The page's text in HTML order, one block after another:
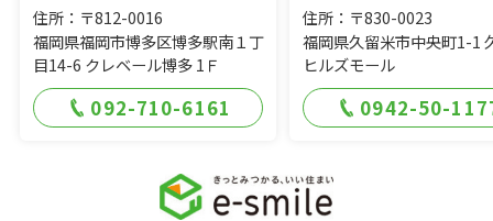
住所：〒812-0016
福岡県福岡市博多区博多駅南１丁
目14-6 クレベール博多 1Ｆ
092-710-6161
住所：〒830-0023
福岡県久留米市中央町1-1
ヒルズモール
0942-50-